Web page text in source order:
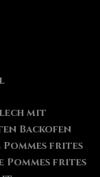
mit
Backofen
Pommes frites
Pommes frites